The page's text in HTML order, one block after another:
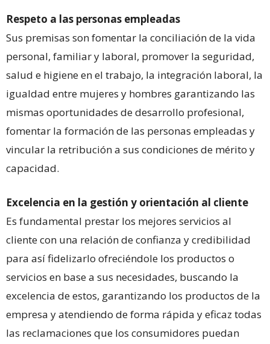
Respeto a las personas empleadas
Sus premisas son fomentar la conciliación de la vida
personal, familiar y laboral, promover la seguridad,
salud e higiene en el trabajo, la integración laboral, la
igualdad entre mujeres y hombres garantizando las
mismas oportunidades de desarrollo profesional,
fomentar la formación de las personas empleadas y
vincular la retribución a sus condiciones de mérito y
capacidad.
Excelencia en la gestión y orientación al cliente
Es fundamental prestar los mejores servicios al
cliente con una relación de confianza y credibilidad
para así fidelizarlo ofreciéndole los productos o
servicios en base a sus necesidades, buscando la
excelencia de estos, garantizando los productos de la
empresa y atendiendo de forma rápida y eficaz todas
las reclamaciones que los consumidores puedan